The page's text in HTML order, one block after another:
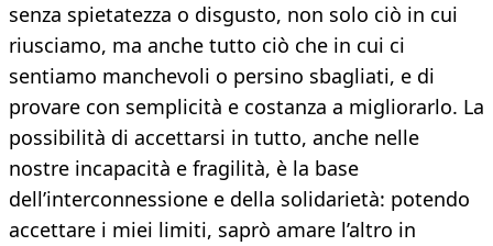
senza spietatezza o disgusto, non solo ciò in cui
riusciamo, ma anche tutto ciò che in cui ci
sentiamo manchevoli o persino sbagliati, e di
provare con semplicità e costanza a migliorarlo. La
possibilità di accettarsi in tutto, anche nelle
nostre incapacità e fragilità, è la base
dell’interconnessione e della solidarietà: potendo
accettare i miei limiti, saprò amare l’altro in